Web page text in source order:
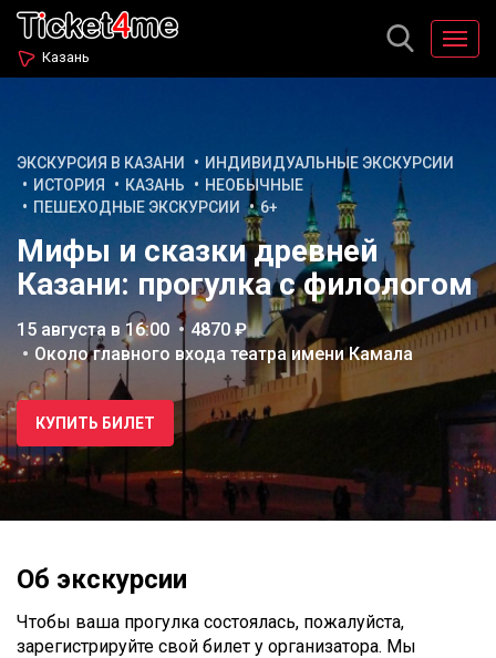
Казань
ЭКСКУРСИЯ В КАЗАНИ
ИНДИВИДУАЛЬНЫЕ ЭКСКУРСИИ
ИСТОРИЯ
КАЗАНЬ
НЕОБЫЧНЫЕ
ПЕШЕХОДНЫЕ ЭКСКУРСИИ
6+
Мифы и сказки древней
Казани: прогулка с филологом
15 августа в 16:00
4870 ₽
Около главного входа театра имени Камала
КУПИТЬ БИЛЕТ
Об экскурсии
Чтобы ваша прогулка состоялась, пожалуйста,
зарегистрируйте свой билет у организатора. Мы